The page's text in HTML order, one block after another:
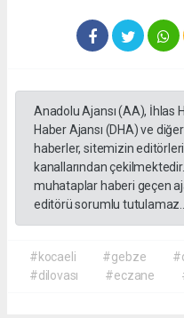
Anadolu Ajansı (AA), İhlas
Haber Ajansı (DHA) ve
haberler, sitemizin
kanallarından
muhataplar haberi geçen
editörü sorumlu tutulamaz...
#kocaeli #gebze
#dilovası
#eczane